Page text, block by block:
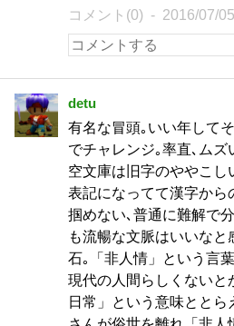
コメント(0) 2016/07/05
detu
有名な冒頭｡いい年して
でチャレンジ｡率直､ム
空文庫は旧字のややこし
表記になってて漢字から
掴めない､普通に難解で
も流暢な文脈はいいな
石｡「非人情」という言
現代の人間らしくないと
日常」という意味ととら